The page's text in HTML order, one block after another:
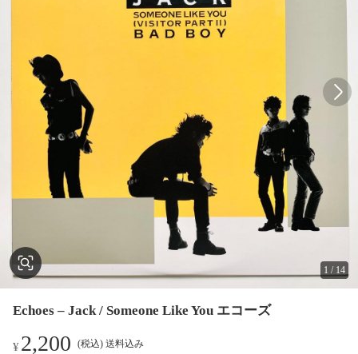
1 / 14
Echoes – Jack / Someone Like You エコーズ
¥2,200 (税込) 送料込み